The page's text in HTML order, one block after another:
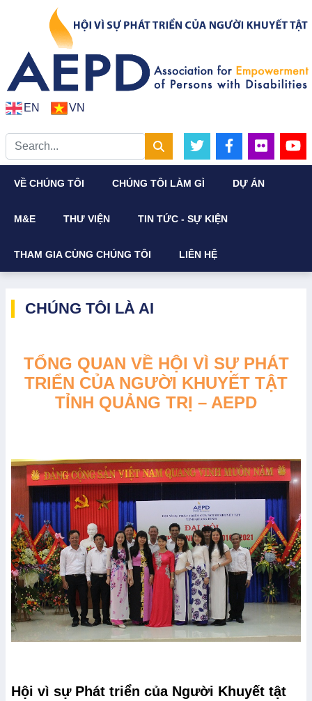
EN VN
VỀ CHÚNG TÔI CHÚNG TÔI LÀM GÌ DỰ ÁN
M&E THƯ VIỆN TIN TỨC - SỰ KIỆN
THAM GIA CÙNG CHÚNG TÔI LIÊN HỆ
CHÚNG TÔI LÀ AI
TỔNG QUAN VỀ HỘI VÌ SỰ PHÁT
TRIỂN CỦA NGƯỜI KHUYẾT TẬT
TỈNH QUẢNG TRỊ – AEPD
Hội vì sự Phát triển của Người Khuyết tật